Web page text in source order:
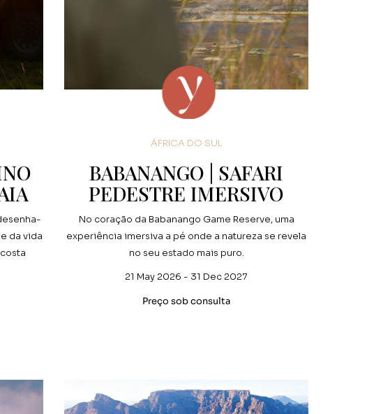
da vida
ÁFRICA DO SUL
BABANANGO | SAFARI
PEDESTRE IMERSIVO
No coração da Babanango Game Reserve, uma
experiência imersiva a pé onde a natureza se revela
no seu estado mais puro.
21 May 2026 - 31 Dec 2027
Preço sob consulta